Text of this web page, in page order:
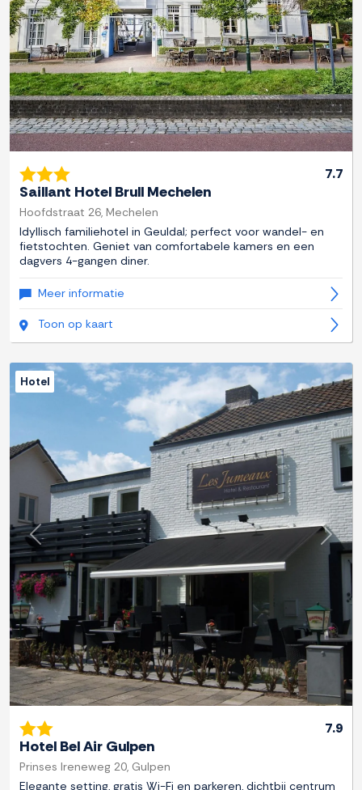
7.7
Saillant Hotel Brull Mechelen
Hoofdstraat 26, Mechelen
Idyllisch familiehotel in Geuldal; perfect voor wandel- en
fietstochten. Geniet van comfortabele kamers en een
dagvers 4-gangen diner.
Meer informatie
Toon op kaart
Previous Next
Hotel
7.9
Hotel Bel Air Gulpen
Prinses Ireneweg 20, Gulpen
Elegante setting, gratis Wi-Fi en parkeren, dichtbij centrum